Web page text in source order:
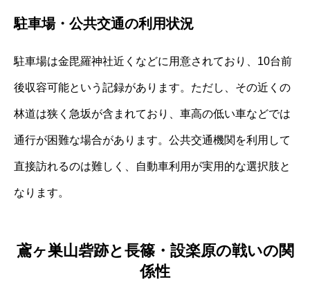
駐車場・公共交通の利用状況
駐車場は金毘羅神社近くなどに用意されており、10台前
後収容可能という記録があります。ただし、その近くの
林道は狭く急坂が含まれており、車高の低い車などでは
通行が困難な場合があります。公共交通機関を利用して
直接訪れるのは難しく、自動車利用が実用的な選択肢と
なります。
鳶ヶ巣山砦跡と長篠・設楽原の戦いの関
係性